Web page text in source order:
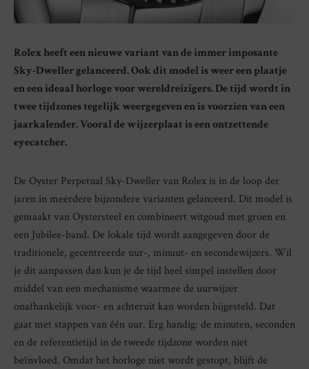
Rolex heeft een nieuwe variant van de immer imposante
Sky-Dweller gelanceerd. Ook dit model is weer een plaatje
en een ideaal horloge voor wereldreizigers. De tijd wordt in
twee tijdzones tegelijk weergegeven en is voorzien van een
jaarkalender. Vooral de wijzerplaat is een ontzettende
eyecatcher.
De Oyster Perpetual Sky-Dweller van Rolex is in de loop der
jaren in meerdere bijzondere varianten gelanceerd. Dit model is
gemaakt van Oystersteel en combineert witgoud met groen en
een Jubilee-band. De lokale tijd wordt aangegeven door de
traditionele, gecentreerde uur-, minuut- en secondewijzers. Wil
je dit aanpassen dan kun je de tijd heel simpel instellen door
middel van een mechanisme waarmee de uurwijzer
onafhankelijk voor- en achteruit kan worden bijgesteld. Dat
gaat met stappen van één uur. Erg handig: de minuten, seconden
en de referentietijd in de tweede tijdzone worden niet
beïnvloed. Omdat het horloge niet wordt gestopt, blijft de